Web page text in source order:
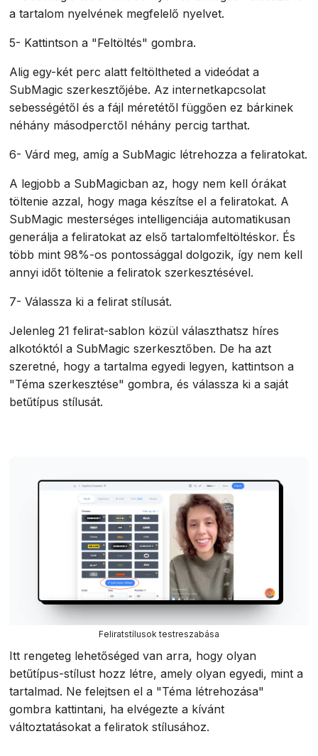
a tartalom nyelvének megfelelő nyelvet.
5- Kattintson a "Feltöltés" gombra.
Alig egy-két perc alatt feltöltheted a videódat a
SubMagic szerkesztőjébe. Az internetkapcsolat
sebességétől és a fájl méretétől függően ez bárkinek
néhány másodperctől néhány percig tarthat.
6- Várd meg, amíg a SubMagic létrehozza a feliratokat.
A legjobb a SubMagicban az, hogy nem kell órákat
töltenie azzal, hogy maga készítse el a feliratokat. A
SubMagic mesterséges intelligenciája automatikusan
generálja a feliratokat az első tartalomfeltöltéskor. És
több mint 98%-os pontossággal dolgozik, így nem kell
annyi időt töltenie a feliratok szerkesztésével.
7- Válassza ki a felirat stílusát.
Jelenleg 21 felirat-sablon közül választhatsz híres
alkotóktól a SubMagic szerkesztőben. De ha azt
szeretné, hogy a tartalma egyedi legyen, kattintson a
"Téma szerkesztése" gombra, és válassza ki a saját
betűtípus stílusát.
Feliratstílusok testreszabása
Itt rengeteg lehetőséged van arra, hogy olyan
betűtípus-stílust hozz létre, amely olyan egyedi, mint a
tartalmad. Ne felejtsen el a "Téma létrehozása"
gombra kattintani, ha elvégezte a kívánt
változtatásokat a feliratok stílusához.